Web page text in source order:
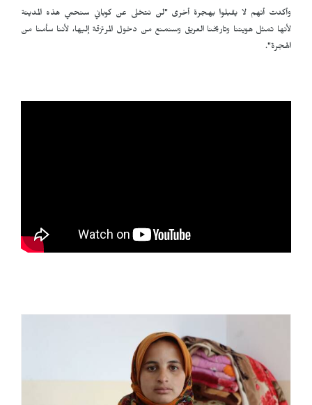
وأكدت أنهم لا يقبلوا بهجرة أخرى "لن نتخلى عن كوباني سنحمي هذه المدينة
لأنها تمثل هويتنا وتاريخنا العريق وسنمنع من دخول المرتزقة إليها، لأننا سأمنا من
الهجرة".